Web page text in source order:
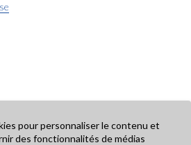
pour personnaliser le contenu et
des fonctionnalités de médias